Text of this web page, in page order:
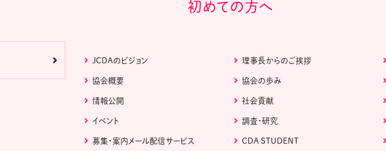
初めての方へ
JCDAのビジョン 理事長からのご挨拶
協会概要 協会の歩み
情報公開 社会貢献
イベント 調査・研究
募集・案内メール配信サービス CDA STUDENT